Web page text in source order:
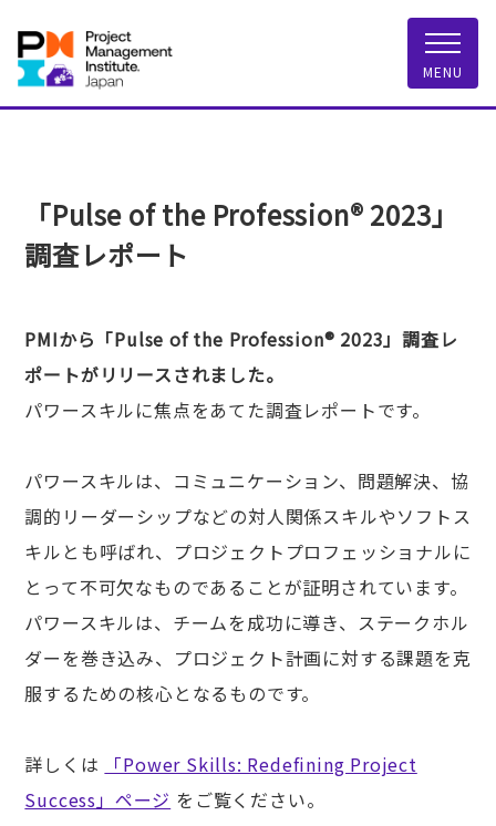
一般社団法人 PMI
MENU
「Pulse of the Profession® 2023」
調査レポート
PMIから「Pulse of the Profession® 2023」調査レ
ポートがリリースされました。
パワースキルに焦点をあてた調査レポートです。
パワースキルは、コミュニケーション、問題解決、協
調的リーダーシップなどの対人関係スキルやソフトス
キルとも呼ばれ、プロジェクトプロフェッショナルに
とって不可欠なものであることが証明されています。
パワースキルは、チームを成功に導き、ステークホル
ダーを巻き込み、プロジェクト計画に対する課題を克
服するための核心となるものです。
詳しくは
「Power Skills: Redefining Project
Success」ページ をご覧ください。